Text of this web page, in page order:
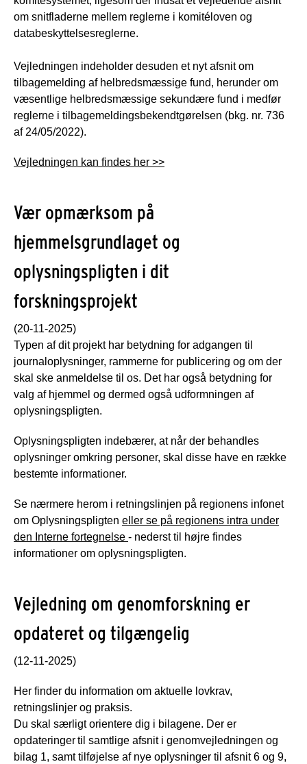
om snitfladerne mellem reglerne i komitéloven og
databeskyttelsesreglerne.
Vejledningen indeholder desuden et nyt afsnit om
tilbagemelding af helbredsmæssige fund, herunder om
væsentlige helbredsmæssige sekundære fund i medfør
reglerne i tilbagemeldingsbekendtgørelsen (bkg. nr. 736
af 24/05/2022).
Vejledningen kan findes her >>
Vær opmærksom på
hjemmelsgrundlaget og
oplysningspligten i dit
forskningsprojekt
(20-11-2025)
Typen af dit projekt har betydning for adgangen til
journaloplysninger, rammerne for publicering og om der
skal ske anmeldelse til os. Det har også betydning for
valg af hjemmel og dermed også udformningen af
oplysningspligten.
Oplysningspligten indebærer, at når der behandles
oplysninger omkring personer, skal disse have en række
bestemte informationer.
Se nærmere herom i retningslinjen på regionens infonet
om Oplysningspligten eller se på regionens intra under
den Interne fortegnelse - nederst til højre findes
informationer om oplysningspligten.
Vejledning om genomforskning er
opdateret og tilgængelig
(12-11-2025)
Her finder du information om aktuelle lovkrav,
retningslinjer og praksis.
Du skal særligt orientere dig i bilagene. Der er
opdateringer til samtlige afsnit i genomvejledningen og
bilag 1, samt tilføjelse af nye oplysninger til afsnit 6 og 9,